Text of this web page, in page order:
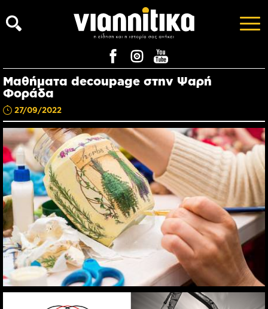
Μαθήματα decoupage στην Ψαρή
Φοράδα
27/09/2022